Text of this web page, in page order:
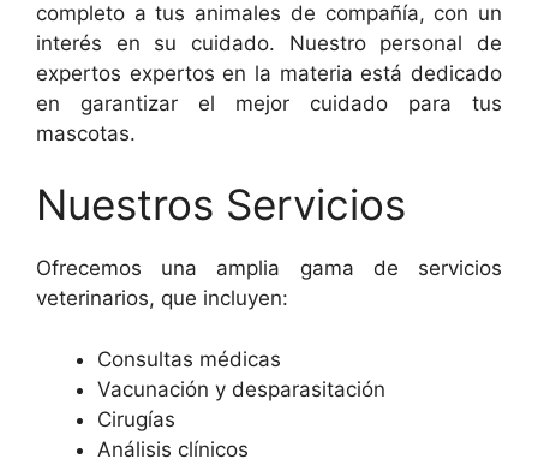
completo a tus animales de compañía, con un
interés en su cuidado. Nuestro personal de
expertos expertos en la materia está dedicado
en garantizar el mejor cuidado para tus
mascotas.
Nuestros Servicios
Ofrecemos una amplia gama de servicios
veterinarios, que incluyen:
Consultas médicas
Vacunación y desparasitación
Cirugías
Análisis clínicos